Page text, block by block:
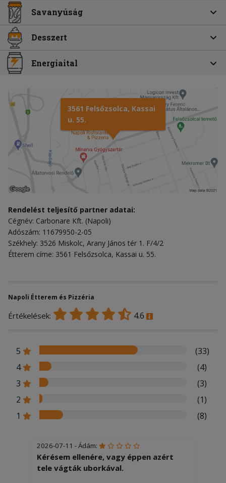
Savanyúság
Desszert
Energiaital
3561 Felsőzsolca, Kassai
u. 55.
Rendelést teljesítő partner adatai:
Cégnév: Carbonare Kft. (Napoli)
Adószám: 11679950-2-05
Székhely: 3526 Miskolc, Arany János tér 1. F/4/2
Étterem címe: 3561 Felsőzsolca, Kassai u. 55.
Napoli Étterem és Pizzéria
Értékelések: 4.6
5
(33)
4
(4)
3
(3)
2
(1)
1
(8)
2026-07-11 - Ádám:
Kérésem ellenére, vagy éppen azért
tele vágták uborkával.